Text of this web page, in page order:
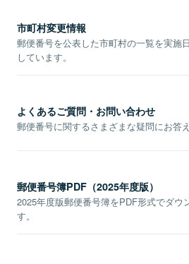
市町村変更情報
郵便番号を公表した市町村の一覧を実施
しています。
よくあるご質問・お問い合わせ
郵便番号に関するさまざまな疑問にお答え
郵便番号簿PDF（2025年度版）
2025年度版郵便番号簿をPDF形式でダウ
す。